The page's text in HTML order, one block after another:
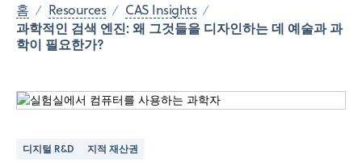
홈 Resources CAS Insights
과학적인 검색 엔진: 왜 그것들을 디자인하는 데 예술과 과
학이 필요한가?
디지털 R&D 지적 재산권